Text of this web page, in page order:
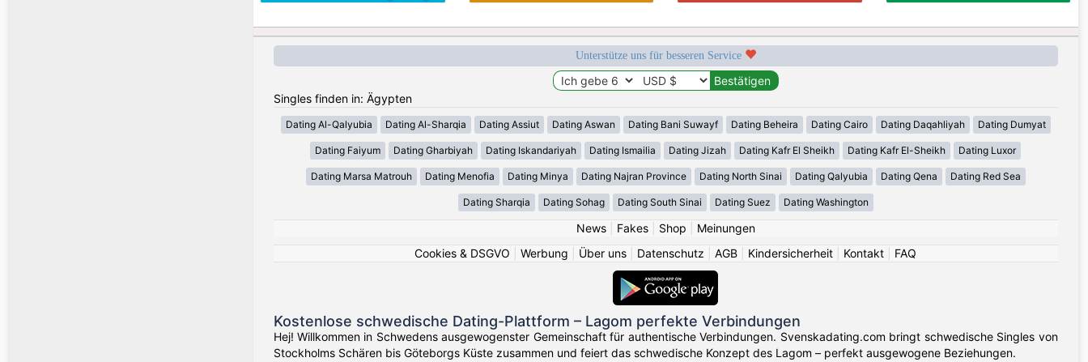
Unterstütze uns für besseren Service
Singles finden in: Ägypten
Dating Al-Qalyubia Dating Al-Sharqia Dating Assiut Dating Aswan Dating Bani Suwayf Dating Beheira Dating Cairo Dating Daqahliyah Dating Dumyat
Dating Faiyum Dating Gharbiyah Dating Iskandariyah Dating Ismailia Dating Jizah Dating Kafr El Sheikh Dating Kafr El-Sheikh Dating Luxor
Dating Marsa Matrouh Dating Menofia Dating Minya Dating Najran Province Dating North Sinai Dating Qalyubia Dating Qena Dating Red Sea
Dating Sharqia Dating Sohag Dating South Sinai Dating Suez Dating Washington
News| Fakes| Shop
Meinungen
Cookies & DSGVO
Werbung Über uns Datenschutz AGB Kindersicherheit Kontakt FAQ
Kostenlose schwedische Dating-Plattform – Lagom perfekte Verbindungen
Hej! Willkommen in Schwedens ausgewogenster Gemeinschaft für authentische Verbindungen. Svenskadating.com bringt schwedische Singles von
Stockholms Schären bis Göteborgs Küste zusammen und feiert das schwedische Konzept des Lagom – perfekt ausgewogene Beziehungen.